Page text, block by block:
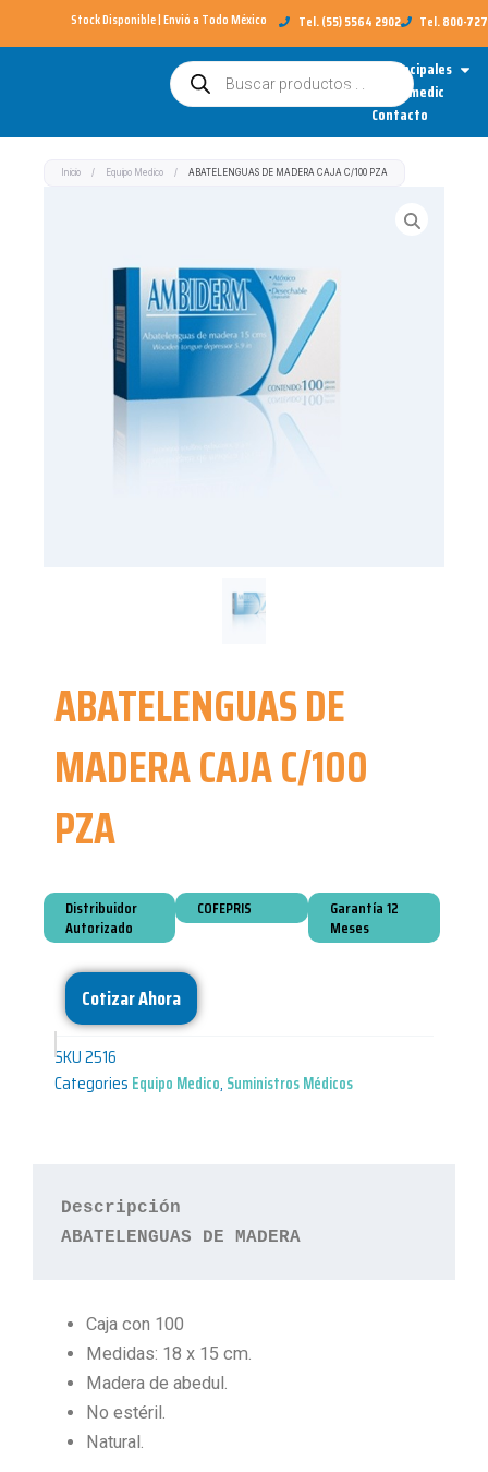
al
Stock Disponible | Envió a Todo México​ Tel. (55) 5564 2902 Tel. 800-
Búsqueda
de
productos
Categorías Principales
Sobre Redimedic
Contacto
Inicio / Equipo Medico / ABATELENGUAS DE MADERA CAJA C/100 PZA
ABATELENGUAS DE
MADERA CAJA C/100
PZA
Distribuidor
Autorizado
COFEPRIS
Garantía 12
Meses
Cotizar Ahora
SKU2516
Categories Equipo Medico, Suministros Médicos
Descripción
ABATELENGUAS DE MADERA
Caja con 100
Medidas: 18 x 15 cm.
Madera de abedul.
No estéril.
Natural.